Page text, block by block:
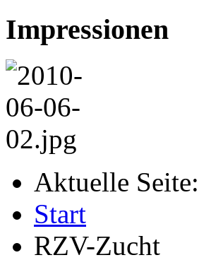
Impressionen
Aktuelle Seite:
Start
RZV-Zucht